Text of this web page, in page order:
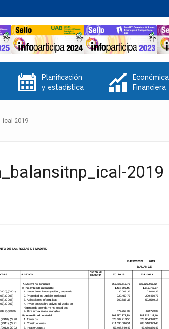
E
Planificación
y estadística
Q
Económica
Financiera
2019
2019